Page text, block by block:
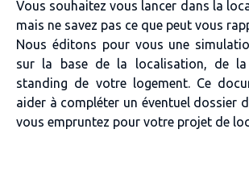
Vous souhaitez vous lancer dans la
mais ne savez pas ce que peut vous
Nous éditons pour vous une
sur la base de la localisation, de
standing de votre logement. Ce
aider à compléter un éventuel dossier
vous empruntez pour votre projet de